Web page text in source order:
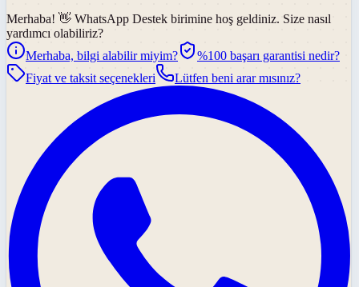
Merhaba! 👋 WhatsApp Destek birimine hoş geldiniz. Size nasıl
yardımcı olabiliriz?
Merhaba, bilgi alabilir miyim?
%100 başarı garantisi nedir?
Fiyat ve taksit seçenekleri
Lütfen beni arar mısınız?